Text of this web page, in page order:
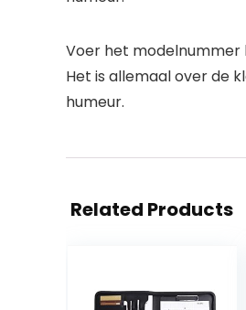
Voer het modelnummer
Het is allemaal over de
humeur.
Related Products